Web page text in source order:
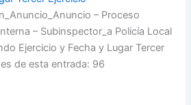
– Proceso
– Subinspector_a Policía Local
Ejercicio y Fecha y Lugar Tercer
de esta entrada: 96